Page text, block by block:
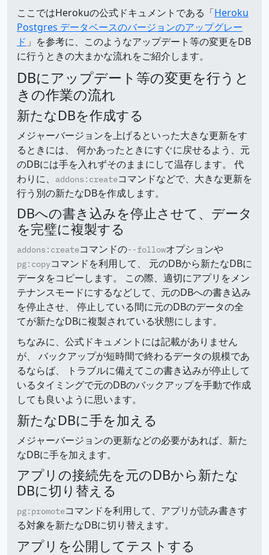
ここではHerokuの公式ドキュメントである「Heroku
Postgres データベースのバージョンのアップグレー
ド 」を参考に、このようなアップデート等の変更をDB
に行うときの大まかな流れをご紹介します。
DBにアップデート等の変更を行うと
きの作業の流れ
新たなDBを作成する
メジャーバージョンを上げるといった大きな更新をす
るときには、 何かあったときにすぐに戻せるよう、元
のDBには手を入れずそのままにして温存します。 代
わりに、
addons:createコマンドなどで、大きな更新を
行う別の新たなDBを作成します。
DBへの書き込みを停止させて、データ
を完璧に複製する
addons:createコマンドの--followオプションや
pg:copyコマンドを利用して、 元のDBから新たなDBに
データをコピーします。 この際、適切にアプリをメン
テナンスモードにするなどして、元のDBへの書き込み
を停止させ、 停止している間に元のDBのデータの全
てが新たなDBに複製されている状態にします。
ちなみに、公式ドキュメントには記載がありません
が、 バックアップが短時間で終わるデータの規模であ
るならば、 トラブルに備えてこの書き込みが停止して
いるタイミングで元のDBのバックアップを手動で作成
しても良いように思います。
新たなDBに手を加える
メジャーバージョンの更新などの必要があれば、新た
なDBに手を加えます。
アプリの接続先を元のDBから新たな
DBに切り替える
pg:promoteコマンドを利用して、アプリが読み書きす
る対象を新たなDBに切り替えます。
アプリを公開してテストする